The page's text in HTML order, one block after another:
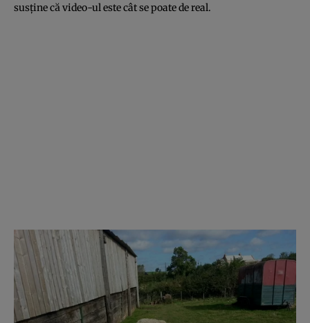
susţine că video-ul este cât se poate de real.